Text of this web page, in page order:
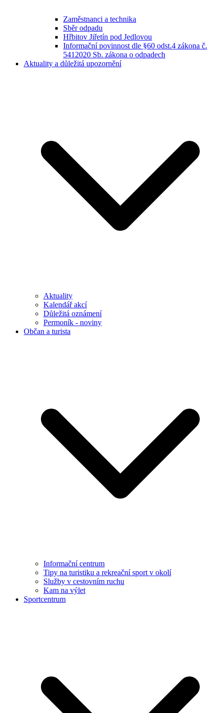
Zaměstnanci a technika
Sběr odpadu
Hřbitov Jiřetín pod Jedlovou
Informační povinnost dle §60 odst.4 zákona č.
5412020 Sb. zákona o odpadech
Aktuality a důležitá upozornění
Aktuality
Kalendář akcí
Důležitá oznámení
Permoník - noviny
Občan a turista
Informační centrum
Tipy na turistiku a rekreační sport v okolí
Služby v cestovním ruchu
Kam na výlet
Sportcentrum